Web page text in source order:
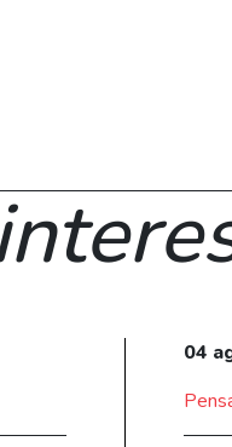
04